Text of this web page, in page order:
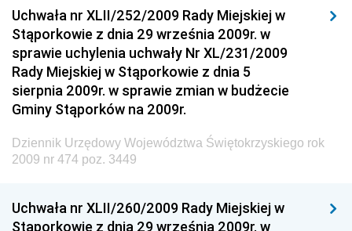
Drogowego
Dziennik Urzędowy Narodowego Banku Polskiego
Dziennik Urzędowy Komendy Głównej Policji
Dziennik Urzędowy Ministra Pracy i Polityki
Społecznej
Dziennik Urzędowy Ministra Transportu, Budownictwa
i Gospodarki Morskiej
Dziennik Urzędowy Ministra Spraw Zagranicznych
Uchwała nr XLII/252/2009 Rady Miejskiej w
Stąporkowie z dnia 29 września 2009r. w
sprawie uchylenia uchwały Nr XL/231/2009
Rady Miejskiej w Stąporkowie z dnia 5
sierpnia 2009r. w sprawie zmian w budżecie
Gminy Stąporków na 2009r.
Dziennik Urzędowy Województwa Świętokrzyskiego rok
2009 nr 474 poz. 3449
Uchwała nr XLII/260/2009 Rady Miejskiej w
Stąporkowie z dnia 29 września 2009r. w